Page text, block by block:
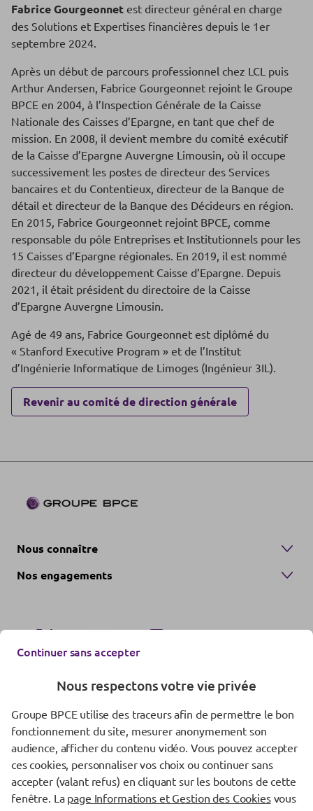
Fabrice Gourgeonnet est directeur général en charge
des Solutions et Expertises financières depuis le 1er
septembre 2024.
Après un début de parcours professionnel chez LCL puis
Arthur Andersen, Fabrice Gourgeonnet rejoint le Groupe
BPCE en 2004, à l’Inspection Générale de la Caisse
Nationale des Caisses d’Epargne, en tant que chef de
mission. En 2008, il devient membre du comité exécutif
de la Caisse d’Epargne Auvergne Limousin, où il occupe
successivement les postes de directeur des Services
bancaires et du Contentieux, directeur de la Banque de
détail et directeur de la Banque des Décideurs en région.
En 2015, Fabrice Gourgeonnet rejoint BPCE, comme
responsable du pôle Entreprises et Institutionnels pour les
15 Caisses d’Epargne régionales. En 2019, il est nommé
directeur du développement Caisse d’Epargne. Depuis
2021, il était président du directoire de la Caisse
d’Epargne Auvergne Limousin.
Agé de 49 ans, Fabrice Gourgeonnet est diplômé du
« Stanford Executive Program » et de l’Institut
d’Ingénierie Informatique de Limoges (Ingénieur 3IL).
Revenir au comité de direction générale
Nous connaître
Nos engagements
Mentions réglementaires
Données personnelles
Gestion des cookies
Continuer sans accepter
Nous respectons votre vie privée
Groupe BPCE utilise des traceurs afin de permettre le bon
fonctionnement du site, mesurer anonymement son
audience, afficher du contenu vidéo. Vous pouvez accepter
ces cookies, personnaliser vos choix ou continuer sans
accepter (valant refus) en cliquant sur les boutons de cette
fenêtre. La page Informations et Gestion des Cookiesvous